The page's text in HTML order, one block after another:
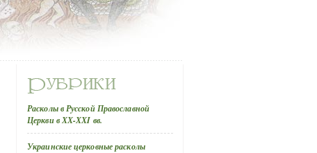
Расколы в Русской Православной
Церкви в ХХ-ХХI вв.
Украинские церковные расколы